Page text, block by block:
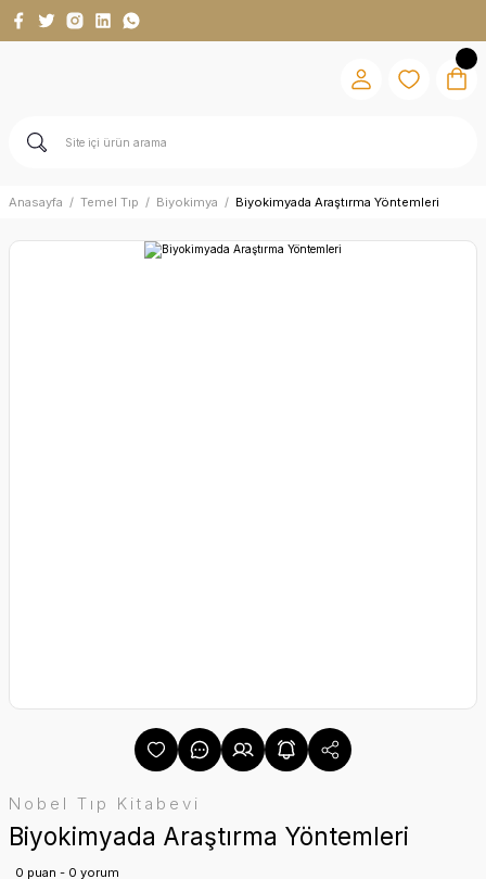
Anasayfa Temel Tıp Biyokimya Biyokimyada Araştırma Yöntemleri
Nobel Tıp Kitabevi
Biyokimyada Araştırma Yöntemleri
0 puan - 0 yorum